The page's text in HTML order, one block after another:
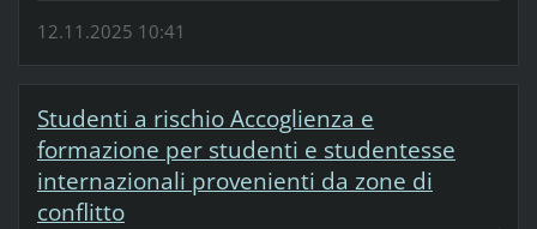
12.11.2025 10:41
Studenti a rischio Accoglienza e
formazione per studenti e studentesse
internazionali provenienti da zone di
conflitto